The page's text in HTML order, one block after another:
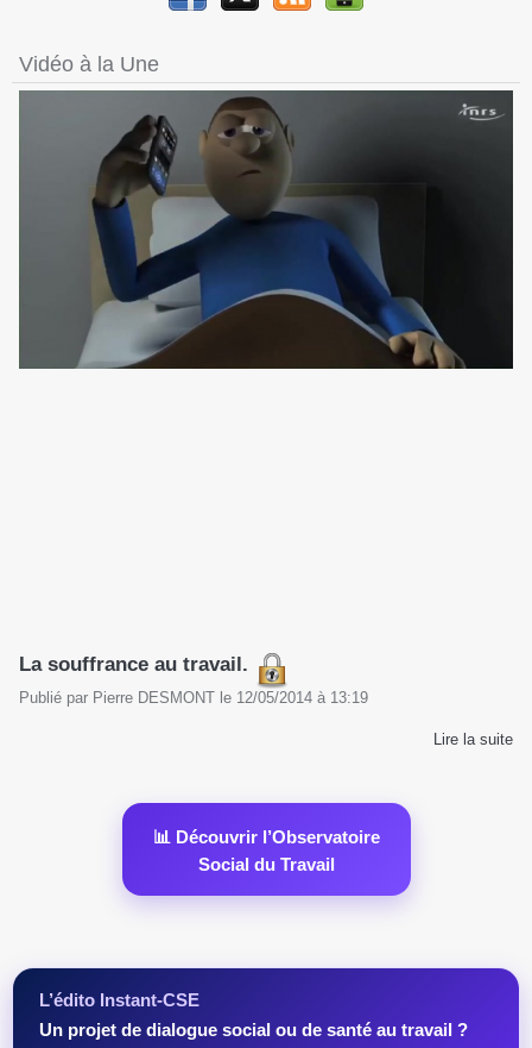
Vidéo à la Une
La souffrance au travail.
Publié par Pierre DESMONT le 12/05/2014 à 13:19
Lire la suite
📊 Découvrir l’Observatoire
Social du Travail
L’édito Instant-CSE
Un projet de dialogue social ou de santé au travail ?